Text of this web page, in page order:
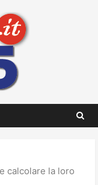
calcolare la loro